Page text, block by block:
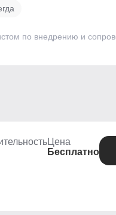
по внедрению и
Цена
Бесплатно